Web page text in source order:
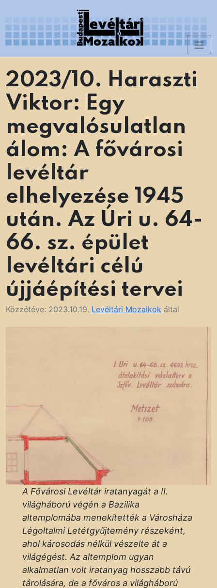
content
2023/10. Haraszti
Viktor: Egy
megvalósulatlan
álom: A fővárosi
levéltár
elhelyezése 1945
után. Az Úri u. 64-
66. sz. épület
levéltári célú
újjáépítési tervei
Közzétéve: 2023.10.19. Levéltári Mozaikok által
A Fővárosi Levéltár iratanyagát a II.
világháború végén a Bazilika
altemplomába menekítették a Városháza
Légoltalmi Letétgyűjtemény részeként,
ahol károsodás nélkül vészelte át a
világégést. Az altemplom ugyan
alkalmatlan volt iratanyag hosszabb távú
tárolására, de a főváros a világháború